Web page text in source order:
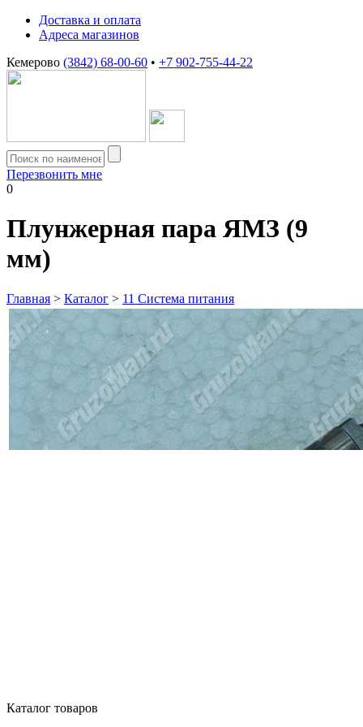
Доставка и оплата
Адреса магазинов
Кемерово (3842) 68-00-60 • +7 902-755-44-22
Перезвонить мне
0
Плунжерная пара ЯМЗ (9
мм)
Главная > Каталог > 11 Система питания
Каталог товаров